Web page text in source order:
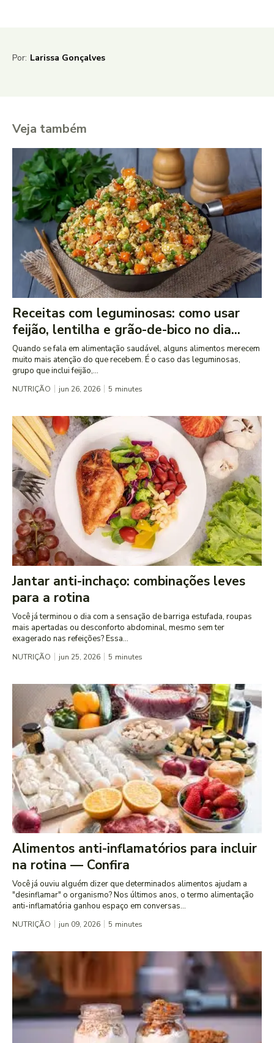
Por: Larissa Gonçalves
Veja também
Receitas com leguminosas: como usar
feijão, lentilha e grão-de-bico no dia...
Quando se fala em alimentação saudável, alguns alimentos merecem
muito mais atenção do que recebem. É o caso das leguminosas,
grupo que inclui feijão,...
NUTRIÇÃO jun 26, 2026 5 minutes
Jantar anti-inchaço: combinações leves
para a rotina
Você já terminou o dia com a sensação de barriga estufada, roupas
mais apertadas ou desconforto abdominal, mesmo sem ter
exagerado nas refeições? Essa...
NUTRIÇÃO jun 25, 2026 5 minutes
Alimentos anti-inflamatórios para incluir
na rotina — Confira
Você já ouviu alguém dizer que determinados alimentos ajudam a
"desinflamar" o organismo? Nos últimos anos, o termo alimentação
anti-inflamatória ganhou espaço em conversas...
NUTRIÇÃO jun 09, 2026 5 minutes